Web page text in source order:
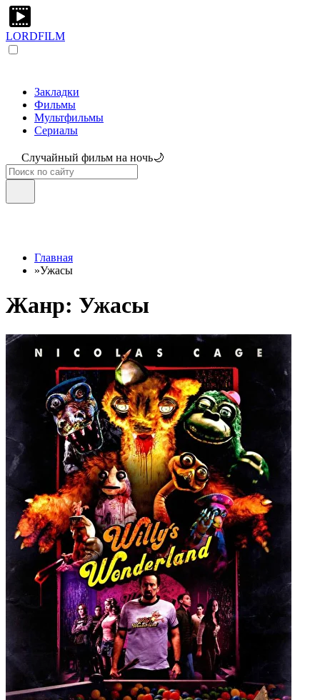
LORDFILM
Закладки
Фильмы
Мультфильмы
Сериалы
Случайный фильм на ночь🌙
Главная
»Ужасы
Жанр: Ужасы